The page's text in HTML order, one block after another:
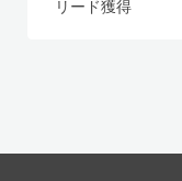
リード獲得